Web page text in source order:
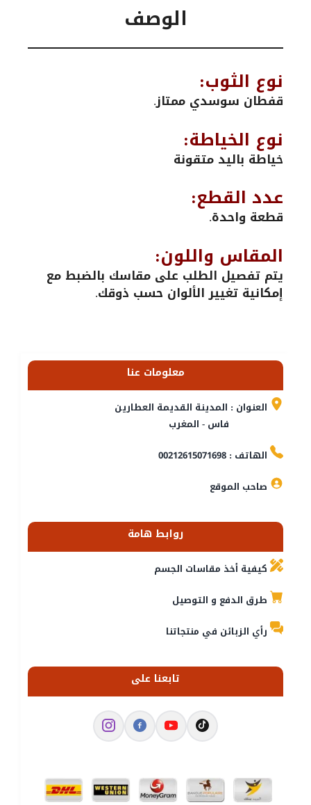
الوصف
نوع الثوب:
قفطان سوسدي ممتاز.
نوع الخياطة:
خياطة باليد متقونة
عدد القطع:
قطعة واحدة.
المقاس واللون:
يتم تفصيل الطلب على مقاسك بالضبط مع
إمكانية تغيير الألوان حسب ذوقك.
معلومات عنا
العنوان : المدينة القديمة العطارين
فاس - المغرب
الهاتف : 00212615071698
صاحب الموقع
روابط هامة
كيفية أخذ مقاسات الجسم
طرق الدفع و التوصيل
رأي الزبائن في منتجاتنا
تابعنا على